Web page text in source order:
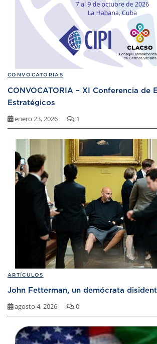
CONVOCATORIAS
CONVOCATORIA – XI Conferencia de
Estratégicos
enero 23, 2026 1
ARTÍCULOS
John Fetterman, un demócrata
agosto 4, 2026 0